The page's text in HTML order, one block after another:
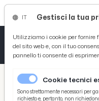
/
/
Gestisci la tua
Utilizziamo i cookie per
del sito web e, con il tuo
pannello ti consente di
Cookie tecnici
Sono strettamente necessari per
richiesto e, pertanto, non
Tutto News
Tutto Sport
Basket
Tutto Curiosità